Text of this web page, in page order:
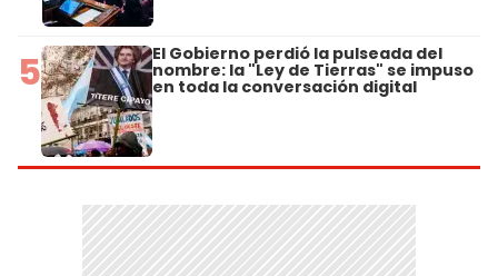
5 El Gobierno perdió la pulseada del
nombre: la "Ley de Tierras" se impuso
en toda la conversación digital